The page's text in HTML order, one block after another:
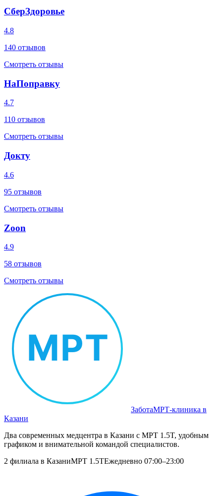
СберЗдоровье
4.8
140 отзывов
Смотреть отзывы
НаПоправку
4.7
110 отзывов
Смотреть отзывы
Докту
4.6
95 отзывов
Смотреть отзывы
Zoon
4.9
58 отзывов
Смотреть отзывы
ЗаботаМРТ‑клиника в
Казани
Два современных медцентра в Казани с МРТ 1.5T, удобным
графиком и внимательной командой специалистов.
2 филиала в КазаниМРТ 1.5TЕжедневно 07:00–23:00